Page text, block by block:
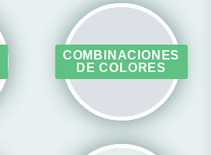
COMBINACIONES
DE COLORES